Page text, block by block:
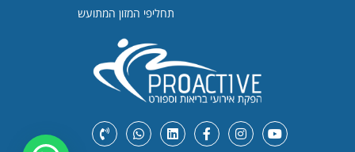
תחליפי המזון המתועש